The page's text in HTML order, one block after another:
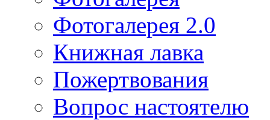
Фотогалерея 2.0
Книжная лавка
Пожертвования
Вопрос настоятелю